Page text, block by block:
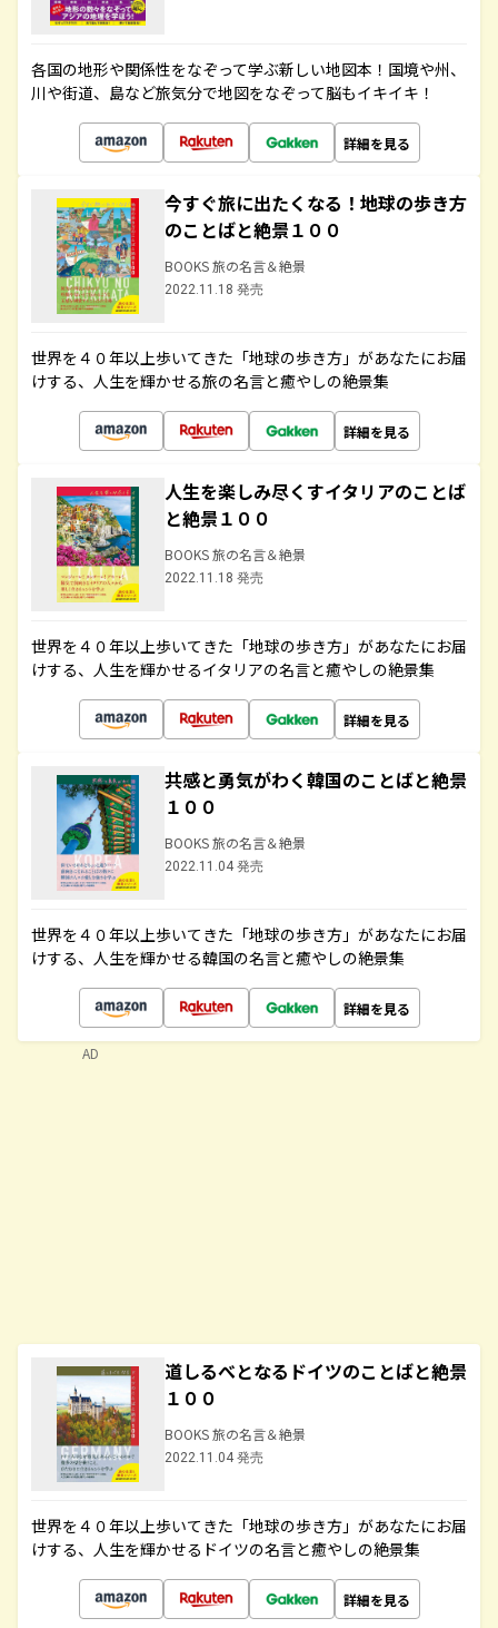
各国の地形や関係性をなぞって学ぶ新しい地図本！国境や州、
川や街道、島など旅気分で地図をなぞって脳もイキイキ！
詳細を見る
今すぐ旅に出たくなる！地球の歩き方
のことばと絶景１００
BOOKS 旅の名言＆絶景
2022.11.18 発売
世界を４０年以上歩いてきた「地球の歩き方」があなたにお届
けする、人生を輝かせる旅の名言と癒やしの絶景集
詳細を見る
人生を楽しみ尽くすイタリアのことば
と絶景１００
BOOKS 旅の名言＆絶景
2022.11.18 発売
世界を４０年以上歩いてきた「地球の歩き方」があなたにお届
けする、人生を輝かせるイタリアの名言と癒やしの絶景集
詳細を見る
共感と勇気がわく韓国のことばと絶景
１００
BOOKS 旅の名言＆絶景
2022.11.04 発売
世界を４０年以上歩いてきた「地球の歩き方」があなたにお届
けする、人生を輝かせる韓国の名言と癒やしの絶景集
詳細を見る
道しるべとなるドイツのことばと絶景
１００
BOOKS 旅の名言＆絶景
2022.11.04 発売
世界を４０年以上歩いてきた「地球の歩き方」があなたにお届
けする、人生を輝かせるドイツの名言と癒やしの絶景集
詳細を見る
AD